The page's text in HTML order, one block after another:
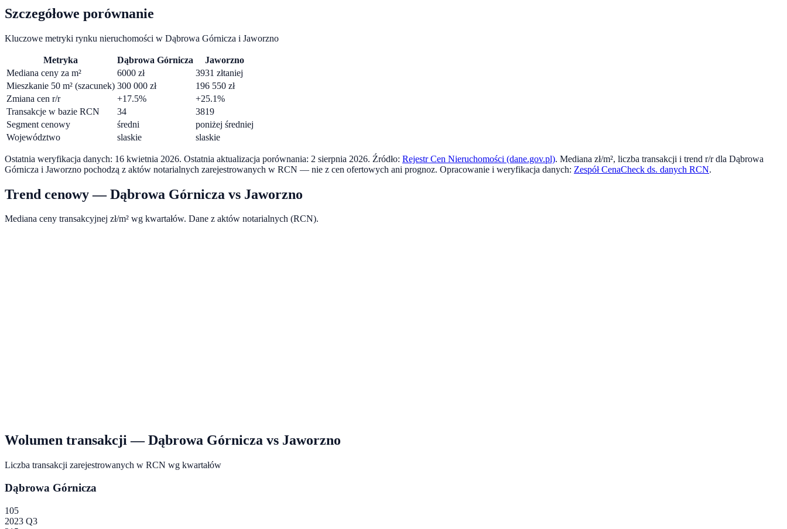
Szczegółowe porównanie
Kluczowe metryki rynku nieruchomości w Dąbrowa Górnicza i Jaworzno
Metryka Dąbrowa Górnicza
Jaworzno
Mediana ceny za m²
6000 zł 3931 złtaniej
Mieszkanie 50 m² (szacunek) 300 000 zł 196 550 zł
Zmiana cen r/r
+17.5% +25.1%
Transakcje w bazie RCN
34
3819
Segment cenowy
średni
poniżej średniej
Województwo
slaskie slaskie
Ostatnia weryfikacja danych: 16 kwietnia 2026. Ostatnia aktualizacja porównania: 2 sierpnia 2026. Źródło: Rejestr Cen Nieruchomości (dane.gov.pl). Mediana zł/m², liczba transakcji i trend r/r dla Dąbrowa
Górnicza i Jaworzno pochodzą z aktów notarialnych zarejestrowanych w RCN — nie z cen ofertowych ani prognoz. Opracowanie i weryfikacja danych: Zespół CenaCheck ds. danych RCN.
Trend cenowy —Dąbrowa Górnicza vs Jaworzno
Mediana ceny transakcyjnej zł/m² wg kwartałów. Dane z aktów notarialnych (RCN).
Wolumen transakcji —Dąbrowa Górnicza vs Jaworzno
Liczba transakcji zarejestrowanych w RCN wg kwartałów
Dąbrowa Górnicza
105
2023 Q3